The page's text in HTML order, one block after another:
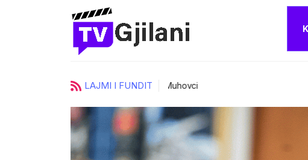
LAJMI I FUNDIT UKZ zgjedh katër prorektorët e rinj